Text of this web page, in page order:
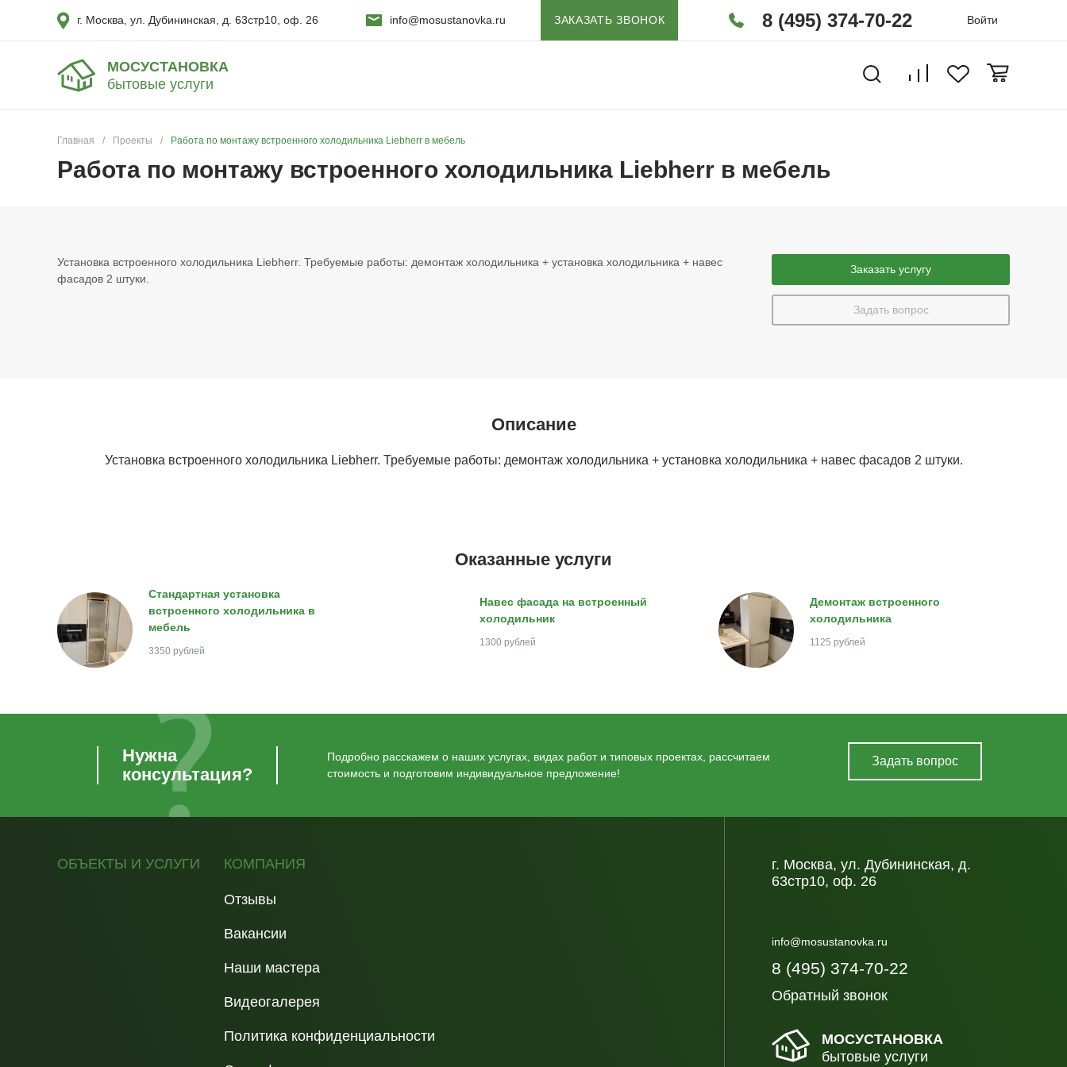
г. Москва, ул. Дубининская, д. 63стр10, оф. 26 info@mosustanovka.ru ЗАКАЗАТЬ ЗВОНОК 8 (495) 374-70-22 Войти
МОСУСТАНОВКА
бытовые услуги
Главная / Проекты / Работа по монтажу встроенного холодильника Liebherr в мебель
Работа по монтажу встроенного холодильника Liebherr в мебель
Установка встроенного холодильника Liebherr. Требуемые работы: демонтаж холодильника + установка холодильника + навес
фасадов 2 штуки.
Заказать услугу
Задать вопрос
Описание
Установка встроенного холодильника Liebherr. Требуемые работы: демонтаж холодильника + установка холодильника + навес фасадов 2 штуки.
Оказанные услуги
Стандартная установка
встроенного холодильника в
мебель
3350 рублей
Навес фасада на встроенный
холодильник
1300 рублей
Демонтаж встроенного
холодильника
1125 рублей
Нужна
консультация?
Подробно расскажем о наших услугах, видах работ и типовых проектах, рассчитаем
стоимость и подготовим индивидуальное предложение!
Задать вопрос
ОБЪЕКТЫ И УСЛУГИ КОМПАНИЯ
Отзывы
Вакансии
Наши мастера
Видеогалерея
Политика конфиденциальности
г. Москва, ул. Дубининская, д.
63стр10, оф. 26
info@mosustanovka.ru
8 (495) 374-70-22
Обратный звонок
МОСУСТАНОВКА
бытовые услуги